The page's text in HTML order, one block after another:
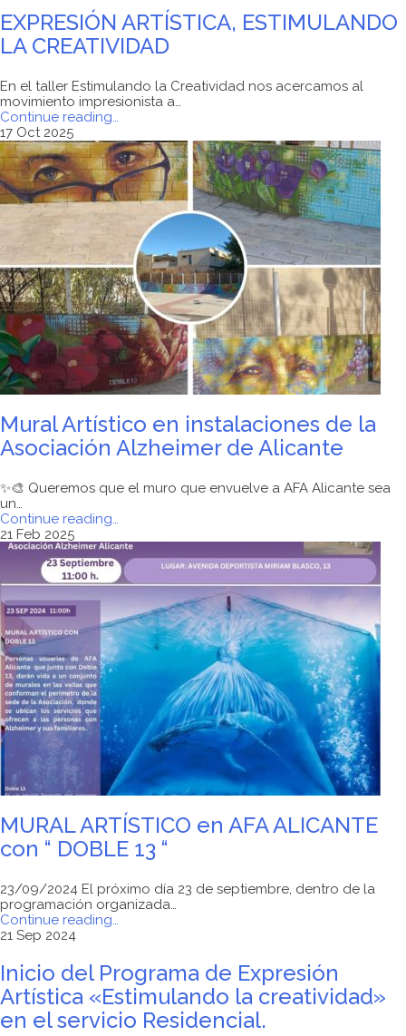
EXPRESIÓN ARTÍSTICA, ESTIMULANDO
LA CREATIVIDAD
En el taller Estimulando la Creatividad nos acercamos al
movimiento impresionista a…
Continue reading
ESTIMULANDO
LA
CREATIVIDAD"
…
17 Oct 2025
Mural Artístico en instalaciones de la
Asociación Alzheimer de Alicante
✨🎨 Queremos que el muro que envuelve a AFA Alicante sea
un…
Continue reading
en
instalaciones
de
Asociación
Alzheimer
de
Alicante"
…
21 Feb 2025
MURAL ARTÍSTICO en AFA ALICANTE
con “ DOBLE 13 “
23/09/2024 El próximo día 23 de septiembre, dentro de la
programación organizada…
Continue reading
AFA
ALICANTE
con
DOBLE
…
21 Sep 2024
Inicio del Programa de Expresión
Artística «Estimulando la creatividad»
en el servicio Residencial.